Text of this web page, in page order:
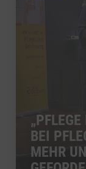
BEI
MEHR